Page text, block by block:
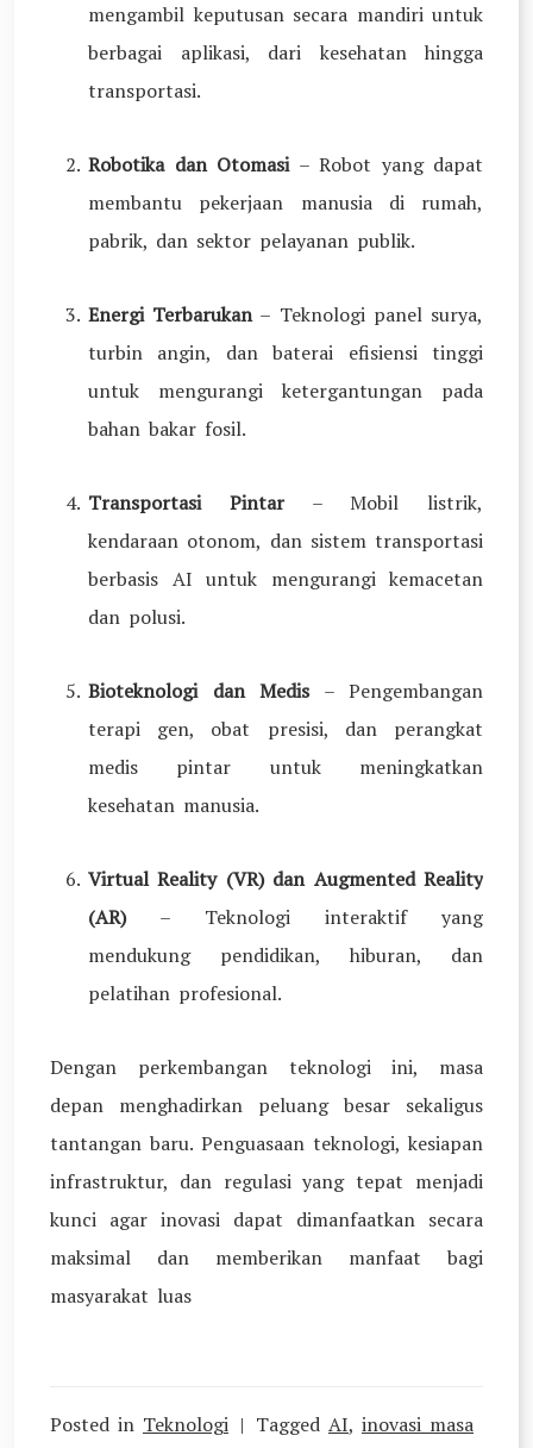
mengambil keputusan secara mandiri untuk
berbagai aplikasi, dari kesehatan hingga
transportasi.
Robotika dan Otomasi– Robot yang dapat
membantu pekerjaan manusia di rumah,
pabrik, dan sektor pelayanan publik.
Energi Terbarukan– Teknologi panel surya,
turbin angin, dan baterai efisiensi tinggi
untuk mengurangi ketergantungan pada
bahan bakar fosil.
Transportasi Pintar– Mobil listrik,
kendaraan otonom, dan sistem transportasi
berbasis AI untuk mengurangi kemacetan
dan polusi.
Bioteknologi dan Medis– Pengembangan
terapi gen, obat presisi, dan perangkat
medis pintar untuk meningkatkan
kesehatan manusia.
Virtual Reality (VR) dan Augmented Reality
(AR)– Teknologi interaktif yang
mendukung pendidikan, hiburan, dan
pelatihan profesional.
Dengan perkembangan teknologi ini, masa
depan menghadirkan peluang besar sekaligus
tantangan baru. Penguasaan teknologi, kesiapan
infrastruktur, dan regulasi yang tepat menjadi
kunci agar inovasi dapat dimanfaatkan secara
maksimal dan memberikan manfaat bagi
masyarakat luas
Posted in Teknologi Tagged AI, inovasi masa